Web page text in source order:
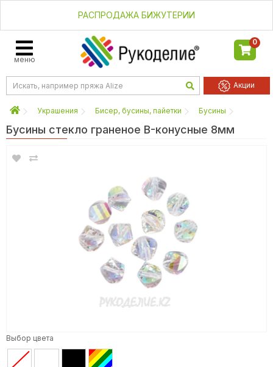
РАСПРОДАЖА БИЖУТЕРИИ
меню
0
Акции
Украшения Бисер, бусины, пайетки Бусины
Бусины стекло граненое B-конусные 8мм
Выбор цвета